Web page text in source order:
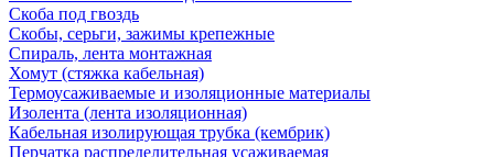
Скоба под гвоздь
Скобы, серьги, зажимы крепежные
Спираль, лента монтажная
Хомут (стяжка кабельная)
Термоусаживаемые и изоляционные материалы
Изолента (лента изоляционная)
Кабельная изолирующая трубка (кембрик)
Перчатка распределительная усаживаемая